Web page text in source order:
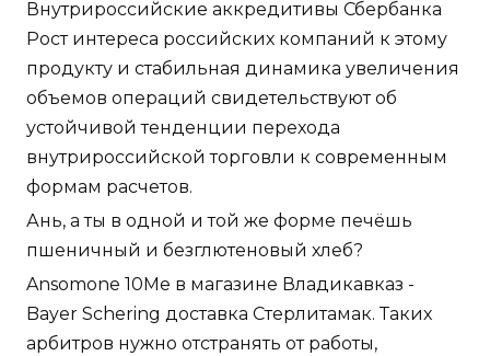
Внутрироссийские аккредитивы Сбербанка
Рост интереса российских компаний к этому
продукту и стабильная динамика увеличения
объемов операций свидетельствуют об
устойчивой тенденции перехода
внутрироссийской торговли к современным
формам расчетов.
Ань, а ты в одной и той же форме печёшь
пшеничный и безглютеновый хлеб?
Ansomone 10Me в магазине Владикавказ -
Bayer Schering доставка Стерлитамак. Таких
арбитров нужно отстранять от работы,